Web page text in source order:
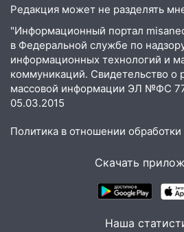
11:20
Ульяновская
Валерия Клейменова
золота в составе
11:16 В Ульяновске
доску декабристу
10:40 В Ульяновске
садах 79-летнего
На нескольких
В Ульяновске
коррупционной схемы
Редакция может не разделять
"Информационный портал
в Федеральной службе по
информационных технологий и
коммуникаций. Свидетельство о
массовой информации ЭЛ №ФС
05.03.2015
Политика в отношении
Скачать
Наша